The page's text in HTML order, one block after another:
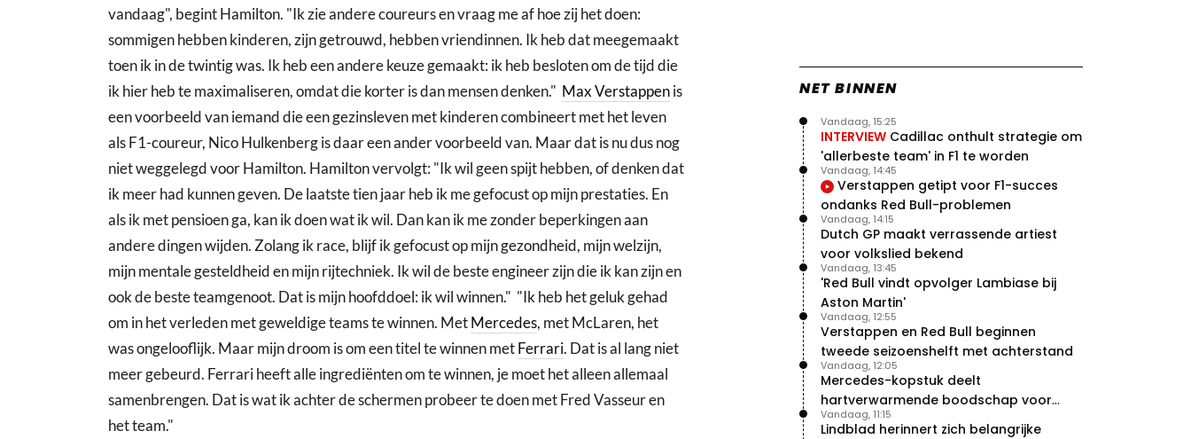
vandaag", begint Hamilton. "Ik zie andere coureurs en vraag me af hoe zij het doen:
sommigen hebben kinderen, zijn getrouwd, hebben vriendinnen. Ik heb dat meegemaakt
toen ik in de twintig was. Ik heb een andere keuze gemaakt: ik heb besloten om de tijd die
ik hier heb te maximaliseren, omdat die korter is dan mensen denken." Max Verstappenis
een voorbeeld van iemand die een gezinsleven met kinderen combineert met het leven
als F1-coureur, Nico Hulkenberg is daar een ander voorbeeld van. Maar dat is nu dus nog
niet weggelegd voor Hamilton. Hamilton vervolgt: "Ik wil geen spijt hebben, of denken dat
ik meer had kunnen geven. De laatste tien jaar heb ik me gefocust op mijn prestaties. En
als ik met pensioen ga, kan ik doen wat ik wil. Dan kan ik me zonder beperkingen aan
andere dingen wijden. Zolang ik race, blijf ik gefocust op mijn gezondheid, mijn welzijn,
mijn mentale gesteldheid en mijn rijtechniek. Ik wil de beste engineer zijn die ik kan zijn en
ook de beste teamgenoot. Dat is mijn hoofddoel: ik wil winnen." "Ik heb het geluk gehad
om in het verleden met geweldige teams te winnen. MetMercedes, met McLaren, het
was ongelooflijk. Maar mijn droom is om een titel te winnen metFerrari. Dat is al lang niet
meer gebeurd. Ferrari heeft alle ingrediënten om te winnen, je moet het alleen allemaal
samenbrengen. Dat is wat ik achter de schermen probeer te doen met Fred Vasseur en
het team."
NET BINNEN
INTERVIEW Cadillac onthult strategie om
'allerbeste team' in F1 te worden
Vandaag, 15:25
Verstappen getipt voor F1-succes
ondanks Red Bull-problemen
Vandaag, 14:45
Dutch GP maakt verrassende artiest
voor volkslied bekend
Vandaag, 14:15
'Red Bull vindt opvolger Lambiase bij
Aston Martin'
Vandaag, 13:45
Verstappen en Red Bull beginnen
tweede seizoenshelft met achterstand
Vandaag, 12:55
Mercedes-kopstuk deelt
hartverwarmende boodschap voor
overstap naar Red Bull
Vandaag, 12:05
Lindblad herinnert zich belangrijke
Vandaag, 11:15